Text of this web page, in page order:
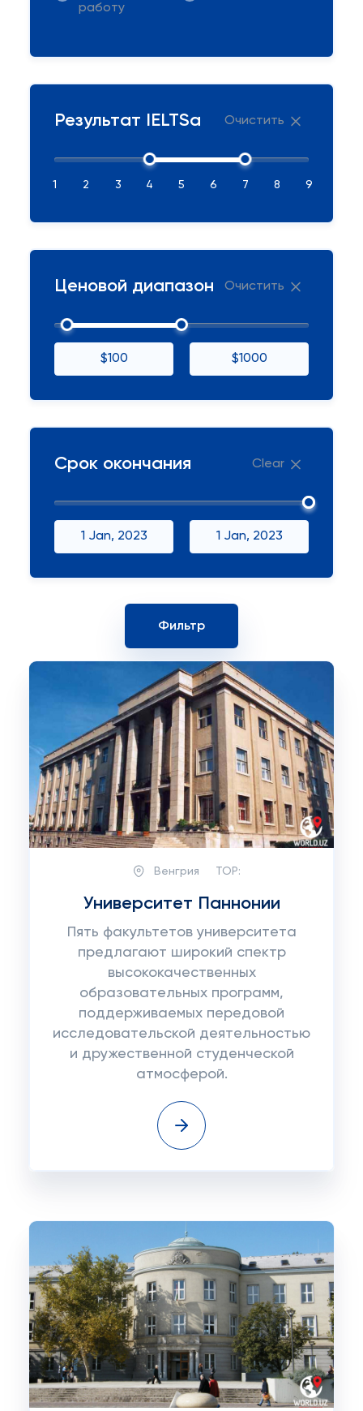
работу
Результат IELTSа Очистить
1 2 3 4 5 6 7 8 9
Ценовой диапазон Очистить
$100 $1000
Срок окончания Clear
1 Jan, 2023 1 Jan, 2023
Венгрия TOP:
Университет Паннонии
Пять факультетов университета
предлагают широкий спектр
высококачественных
образовательных программ,
поддерживаемых передовой
исследовательской деятельностью
и дружественной студенческой
атмосферой.